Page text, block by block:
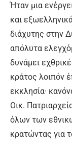
Ήταν μια
και
διάχυτης στην
απόλυτα
δυνάμει
κράτος λοιπόν
εκκλησία·
Οικ.
όλων των
κρατώντας για